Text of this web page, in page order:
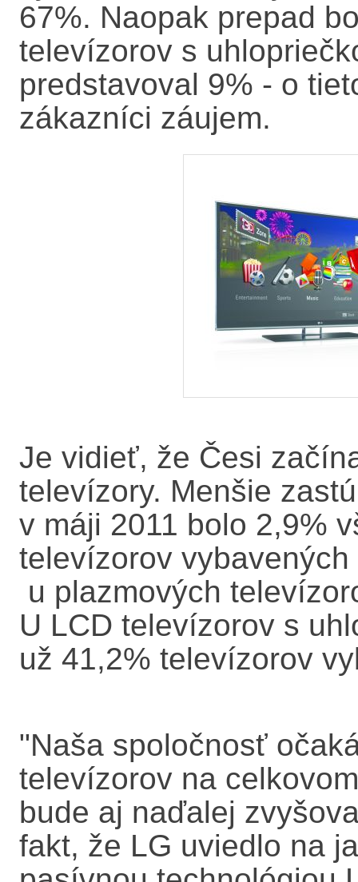
67%. Naopak prepad
televízorov s
predstavoval 9% - o
zákazníci záujem.
Je vidieť, že Česi
televízory. Menšie
v máji 2011 bolo 2,9%
televízorov
u plazmových
U LCD televízorov s
už 41,2% televízorov
"Naša spoločnosť
televízorov na
bude aj naďalej
fakt, že LG uviedlo na